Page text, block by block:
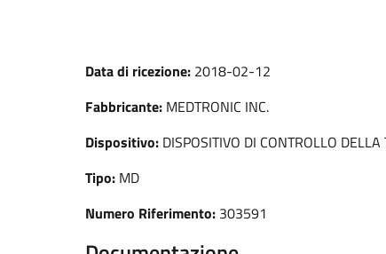
Data di ricezione: 2018-02-12
Fabbricante: MEDTRONIC INC.
Dispositivo: DISPOSITIVO DI CONTROLLO
Tipo: MD
Numero Riferimento: 303591